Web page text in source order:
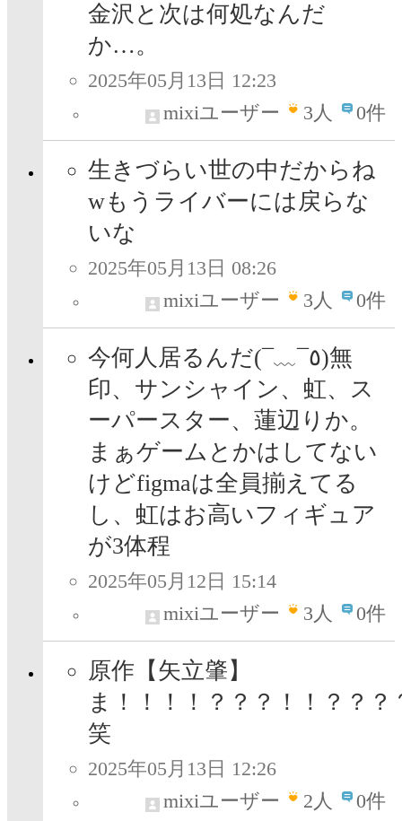
金沢と次は何処なんだ
か…。
2025年05月13日 12:23
mixiユーザー
3人 0件
生きづらい世の中だからね
wもうライバーには戻らな
いな
2025年05月13日 08:26
mixiユーザー
3人 0件
今何人居るんだ(¯﹏¯٥)無
印、サンシャイン、虹、ス
ーパースター、蓮辺りか。
まぁゲームとかはしてない
けどfigmaは全員揃えてる
し、虹はお高いフィギュア
が3体程
2025年05月12日 15:14
mixiユーザー
3人 0件
原作【矢立肇】
ま！！！！？？？！！？？？
笑
2025年05月13日 12:26
mixiユーザー
2人 0件